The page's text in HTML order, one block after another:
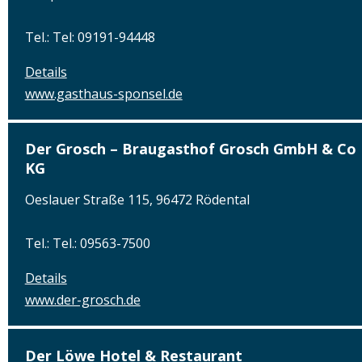
Tel.: Tel: 09191-94448
Details
www.gasthaus-sponsel.de
Der Grosch – Braugasthof Grosch GmbH & Co
KG
Oeslauer Straße 115, 96472 Rödental
Tel.: Tel.: 09563-7500
Details
www.der-grosch.de
Der Löwe Hotel & Restaurant